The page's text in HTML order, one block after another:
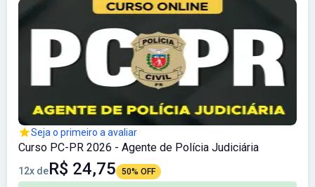
Seja o primeiro a avaliar
Curso PC-PR 2026 - Agente de Polícia Judiciária
12x deR$ 24,75 50% OFF